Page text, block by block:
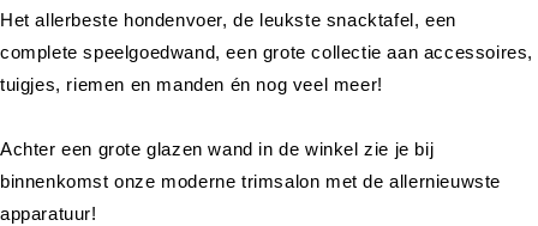
Het allerbeste hondenvoer, de leukste snacktafel, een
complete speelgoedwand, een grote collectie aan accessoires,
tuigjes, riemen en manden én nog veel meer!
Achter een grote glazen wand in de winkel zie je bij
binnenkomst onze moderne trimsalon met de allernieuwste
apparatuur!